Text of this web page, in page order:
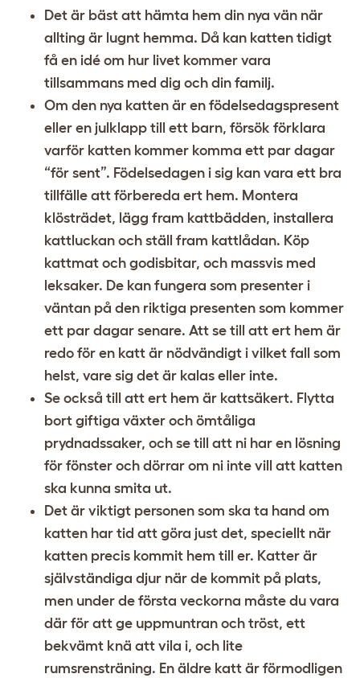
Det är bäst att hämta hem din nya vän när
allting är lugnt hemma. Då kan katten tidigt
få en idé om hur livet kommer vara
tillsammans med dig och din familj.
Om den nya katten är en födelsedagspresent
eller en julklapp till ett barn, försök förklara
varför katten kommer komma ett par dagar
“för sent”. Födelsedagen i sig kan vara ett bra
tillfälle att förbereda ert hem. Montera
klösträdet, lägg fram kattbädden, installera
kattluckan och ställ fram kattlådan. Köp
kattmat och godisbitar, och massvis med
leksaker. De kan fungera som presenter i
väntan på den riktiga presenten som kommer
ett par dagar senare. Att se till att ert hem är
redo för en katt är nödvändigt i vilket fall som
helst, vare sig det är kalas eller inte.
Se också till att ert hem är kattsäkert. Flytta
bort giftiga växter och ömtåliga
prydnadssaker, och se till att ni har en lösning
för fönster och dörrar om ni inte vill att katten
ska kunna smita ut.
Det är viktigt personen som ska ta hand om
katten har tid att göra just det, speciellt när
katten precis kommit hem till er. Katter är
självständiga djur när de kommit på plats,
men under de första veckorna måste du vara
där för att ge uppmuntran och tröst, ett
bekvämt knä att vila i, och lite
rumsrensträning. En äldre katt är förmodligen